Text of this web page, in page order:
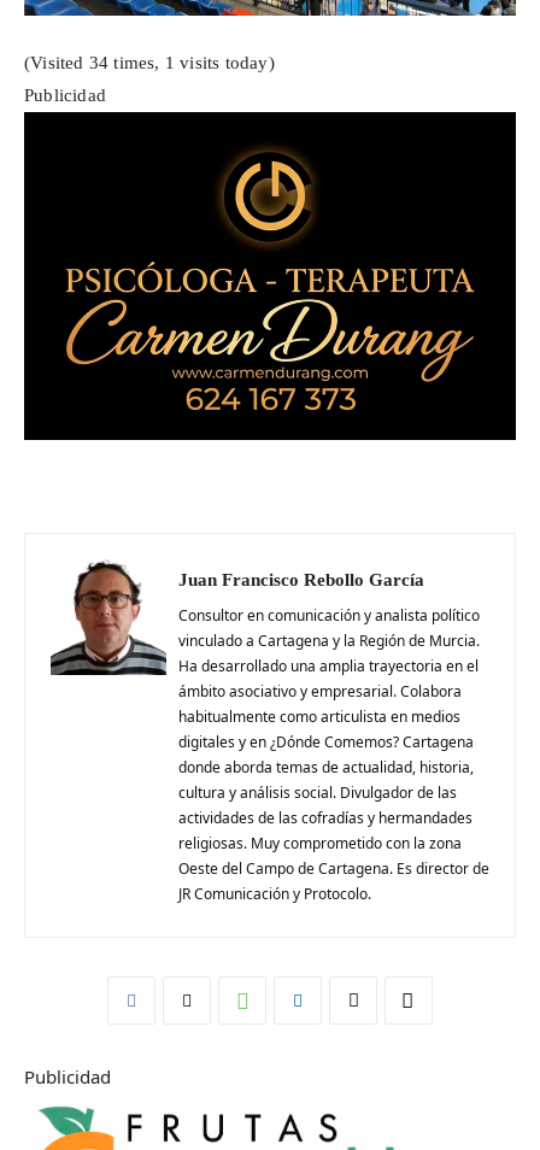
(Visited 34 times, 1 visits today)
Publicidad
Juan Francisco Rebollo García
Consultor en comunicación y analista político
vinculado a Cartagena y la Región de Murcia.
Ha desarrollado una amplia trayectoria en el
ámbito asociativo y empresarial. Colabora
habitualmente como articulista en medios
digitales y en ¿Dónde Comemos? Cartagena
donde aborda temas de actualidad, historia,
cultura y análisis social. Divulgador de las
actividades de las cofradías y hermandades
religiosas. Muy comprometido con la zona
Oeste del Campo de Cartagena. Es director de
JR Comunicación y Protocolo.
Publicidad